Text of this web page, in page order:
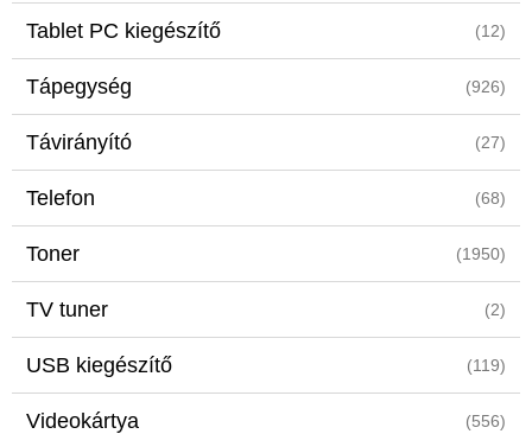
Tablet PC kiegészítő (12)
Tápegység (926)
Távirányító (27)
Telefon (68)
Toner (1950)
TV tuner (2)
USB kiegészítő (119)
Videokártya (556)